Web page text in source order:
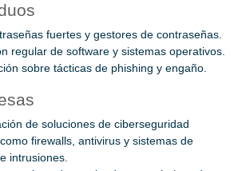
fuertes y gestores de contraseñas.
regular de software y sistemas operativos.
sobre tácticas de phishing y engaño.
de soluciones de ciberseguridad
firewalls, antivirus y sistemas de
intrusiones.